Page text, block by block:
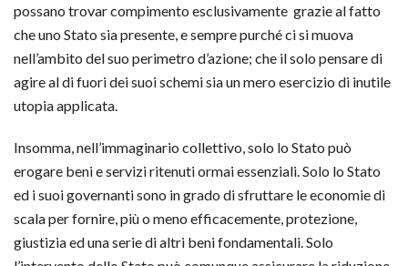
possano trovar compimento esclusivamente grazie al fatto
che uno Stato sia presente, e sempre purché ci si muova
nell’ambito del suo perimetro d’azione; che il solo pensare di
agire al di fuori dei suoi schemi sia un mero esercizio di inutile
utopia applicata.
Insomma, nell’immaginario collettivo, solo lo Stato può
erogare beni e servizi ritenuti ormai essenziali. Solo lo Stato
ed i suoi governanti sono in grado di sfruttare le economie di
scala per fornire, più o meno efficacemente, protezione,
giustizia ed una serie di altri beni fondamentali. Solo